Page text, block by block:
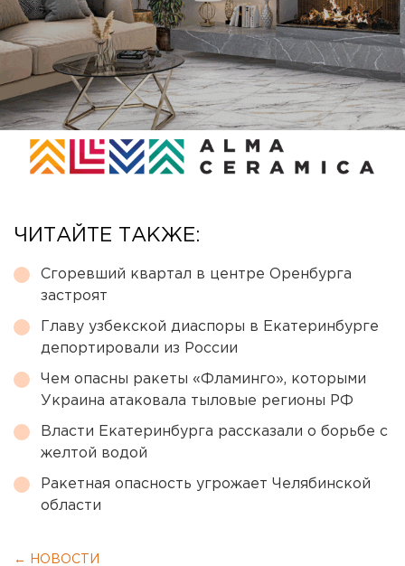
ЧИТАЙТЕ ТАКЖЕ:
Сгоревший квартал в центре Оренбурга
застроят
Главу узбекской диаспоры в Екатеринбурге
депортировали из России
Чем опасны ракеты «Фламинго», которыми
Украина атаковала тыловые регионы РФ
Власти Екатеринбурга рассказали о борьбе с
желтой водой
Ракетная опасность угрожает Челябинской
области
← НОВОСТИ